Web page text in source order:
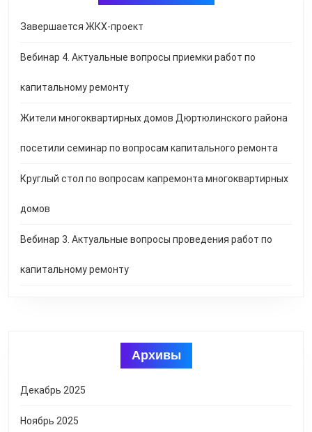
Завершается ЖКХ-проект
Вебинар 4. Актуальные вопросы приемки работ по
капитальному ремонту
Жители многоквартирных домов Дюртюлинского района
посетили семинар по вопросам капитального ремонта
Круглый стол по вопросам капремонта многоквартирных
домов
Вебинар 3. Актуальные вопросы проведения работ по
капитальному ремонту
Архивы
Декабрь 2025
Ноябрь 2025